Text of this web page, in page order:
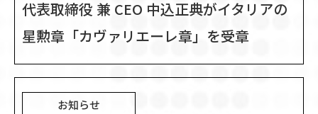
代表取締役 兼 CEO 中込正典がイタリアの
星勲章「カヴァリエーレ章」を受章
お知らせ